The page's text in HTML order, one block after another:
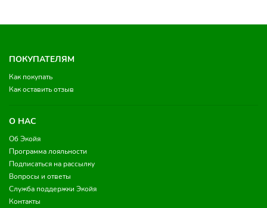
ПОКУПАТЕЛЯМ
Как покупать
Как оставить отзыв
О НАС
Об Экойя
Программа лояльности
Подписаться на рассылку
Вопросы и ответы
Служба поддержки Экойя
Контакты